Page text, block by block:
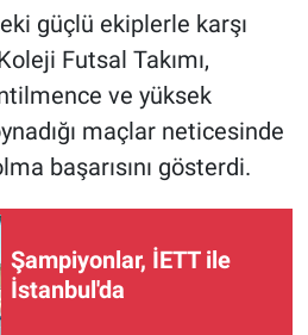
güçlü ekiplerle karşı
Futsal Takımı,
ve yüksek
maçlar neticesinde
başarısını gösterdi.
Şampiyonlar, İETT ile
İstanbul'da